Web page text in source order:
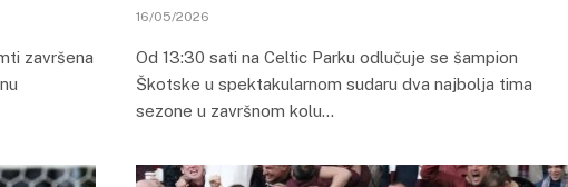
završena
16/05/2026
Od 13:30 sati na Celtic Parku odlučuje se šampion
Škotske u spektakularnom sudaru dva najbolja tima
sezone u završnom kolu…